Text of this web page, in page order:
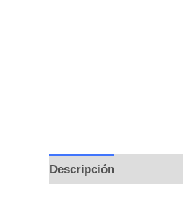
Descripción